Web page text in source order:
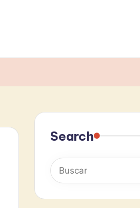
Search